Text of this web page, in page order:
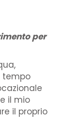
per
tempo
il mio
il proprio